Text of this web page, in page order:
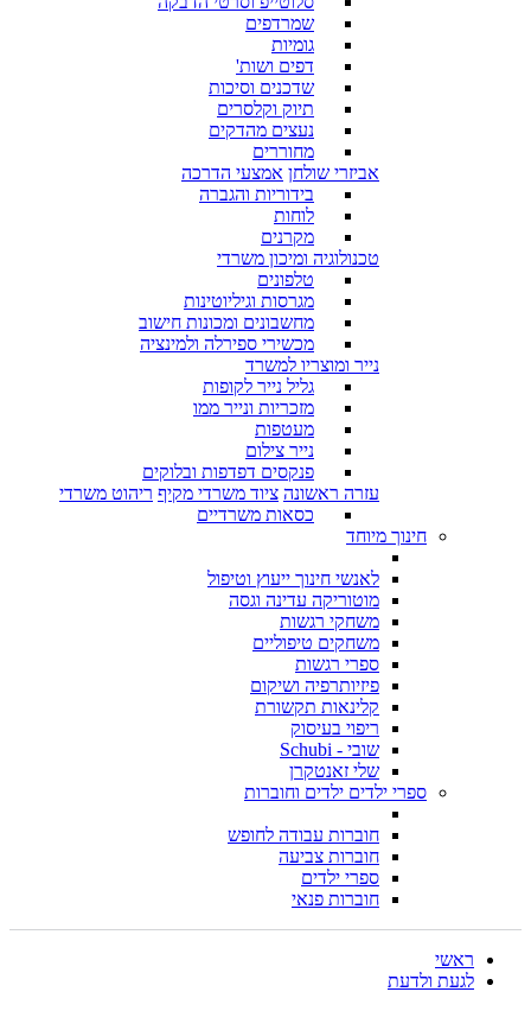
שמרדפים
גומיות
דפים ושות'
שדכנים וסיכות
תיוק וקלסרים
נעצים מהדקים
מחוררים
אביזרי שולחן אמצעי הדרכה
בידוריות והגברה
לוחות
מקרנים
טכנולוגיה ומיכון משרדי
טלפונים
מגרסות וגיליוטינות
מחשבונים ומכונות חישוב
מכשירי ספירלה ולמינציה
נייר ומוצריו למשרד
גליל נייר לקופות
מזכריות ונייר ממו
מעטפות
נייר צילום
פנקסים דפדפות ובלוקים
עזרה ראשונה ציוד משרדי מקיף ריהוט משרדי
כסאות משרדיים
חינוך מיוחד
לאנשי חינוך ייעוץ וטיפול
מוטוריקה עדינה וגסה
משחקי רגשות
משחקים טיפוליים
ספרי רגשות
פיזיותרפיה ושיקום
קלינאות תקשורת
ריפוי בעיסוק
שובי - Schubi
שלי זאנטקרן
ספרי ילדים ילדים וחוברות
חוברות עבודה לחופש
חוברות צביעה
ספרי ילדים
חוברות פנאי
ראשי
לגעת ולדעת